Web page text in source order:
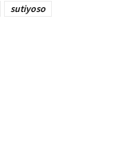
sutiyoso